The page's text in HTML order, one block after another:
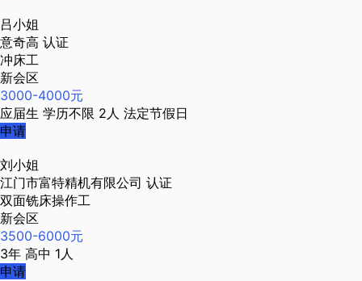
吕小姐
意奇高 认证
冲床工
新会区
3000-4000元
应届生 学历不限 2人 法定节假日
申请
刘小姐
江门市富特精机有限公司 认证
双面铣床操作工
新会区
3500-6000元
3年 高中 1人
申请